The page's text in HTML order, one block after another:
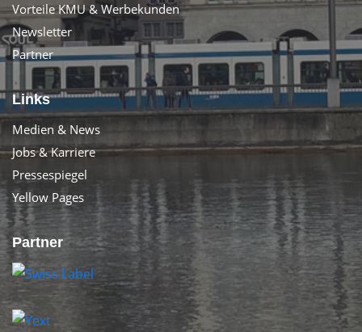
Vorteile KMU & Werbekunden
Newsletter
Partner
Links
Medien & News
Jobs & Karriere
Pressespiegel
Yellow Pages
Partner